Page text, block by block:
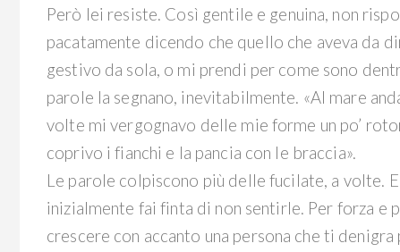
Però lei resiste. Così gentile e genuina, non
pacatamente dicendo che quello che aveva da
gestivo da sola, o mi prendi per come sono
parole la segnano, inevitabilmente. «Al mare
volte mi vergognavo delle mie forme un po’
coprivo i fianchi e la pancia con le braccia».
Le parole colpiscono più delle fucilate, a volte.
inizialmente fai finta di non sentirle. Per forza e
crescere con accanto una persona che ti